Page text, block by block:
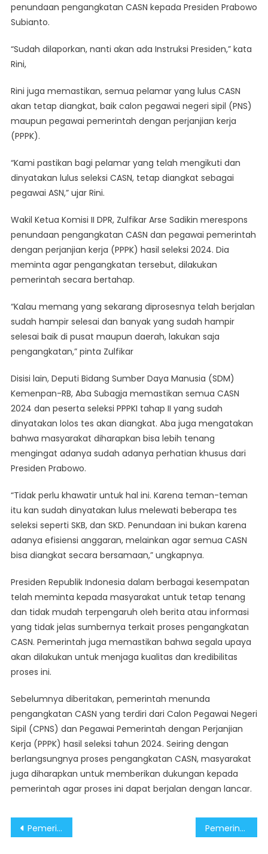
penundaan pengangkatan CASN kepada Presiden Prabowo
Subianto.
“Sudah dilaporkan, nanti akan ada Instruksi Presiden,” kata
Rini,
Rini juga memastikan, semua pelamar yang lulus CASN
akan tetap diangkat, baik calon pegawai negeri sipil (PNS)
maupun pegawai pemerintah dengan perjanjian kerja
(PPPK).
“Kami pastikan bagi pelamar yang telah mengikuti dan
dinyatakan lulus seleksi CASN, tetap diangkat sebagai
pegawai ASN,” ujar Rini.
Wakil Ketua Komisi II DPR, Zulfikar Arse Sadikin merespons
penundaan pengangkatan CASN dan pegawai pemerintah
dengan perjanjian kerja (PPPK) hasil seleksi 2024. Dia
meminta agar pengangkatan tersebut, dilakukan
pemerintah secara bertahap.
“Kalau memang yang sekarang diprosesnya telah berjalan
sudah hampir selesai dan banyak yang sudah hampir
selesai baik di pusat maupun daerah, lakukan saja
pengangkatan,” pinta Zulfikar
Disisi lain, Deputi Bidang Sumber Daya Manusia (SDM)
Kemenpan-RB, Aba Subagja memastikan semua CASN
2024 dan peserta seleksi PPPKI tahap II yang sudah
dinyatakan lolos tes akan diangkat. Aba juga mengatakan
bahwa masyarakat diharapkan bisa lebih tenang
mengingat adanya sudah adanya perhatian khusus dari
Presiden Prabowo.
“Tidak perlu khawatir untuk hal ini. Karena teman-teman
itu kan sudah dinyatakan lulus melewati beberapa tes
seleksi seperti SKB, dan SKD. Penundaan ini bukan karena
adanya efisiensi anggaran, melainkan agar semua CASN
bisa diangkat secara bersamaan,” ungkapnya.
Presiden Republik Indonesia dalam berbagai kesempatan
telah meminta kepada masyarakat untuk tetap tenang
dan tidak mudah terpengaruh oleh berita atau informasi
yang tidak jelas sumbernya terkait proses pengangkatan
CASN. Pemerintah juga memastikan bahwa segala upaya
akan dilakukan untuk menjaga kualitas dan kredibilitas
proses ini.
Sebelumnya diberitakan, pemerintah menunda
pengangkatan CASN yang terdiri dari Calon Pegawai Negeri
Sipil (CPNS) dan Pegawai Pemerintah dengan Perjanjian
Kerja (PPPK) hasil seleksi tahun 2024. Seiring dengan
berlangsungnya proses pengangkatan CASN, masyarakat
juga diharapkan untuk memberikan dukungan kepada
pemerintah agar proses ini dapat berjalan dengan lancar.
Post
Pemerintah Tingkatkan Kolaborasi Lintas Sektor Wujudkan Ekonomi Biru Pemerintah Libatkan Swasta Berantas Judi Online Demi Lindungi Masa Depan Bangsa